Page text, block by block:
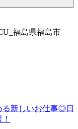
福島県福島市
る新しいお仕事◎日